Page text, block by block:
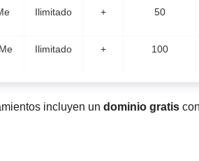
Ilimitado + 50
Ilimitado + 100
incluyen un dominio gratis